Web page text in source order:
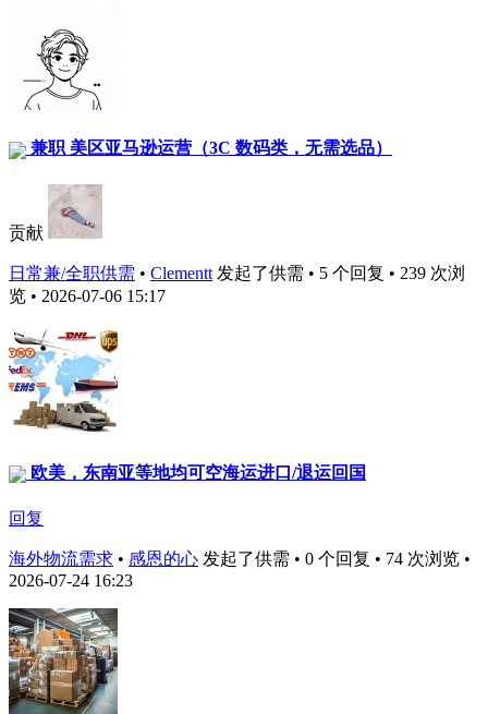
兼职 美区亚马逊运营（3C 数码类，无需选品）
贡献
日常兼/全职供需 • Clementt 发起了供需 • 5 个回复 • 239 次浏
览 • 2026-07-06 15:17
欧美，东南亚等地均可空海运进口/退运回国
回复
海外物流需求 • 感恩的心 发起了供需 • 0 个回复 • 74 次浏览 •
2026-07-24 16:23